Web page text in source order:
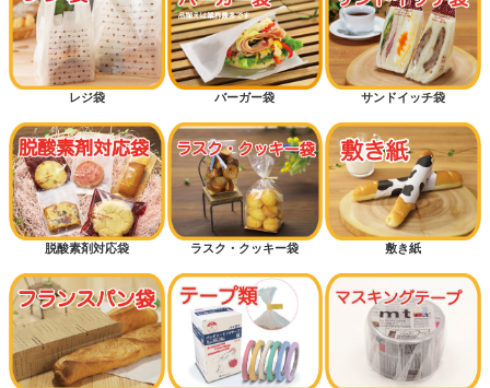
レジ袋 バーガー袋 サンドイッチ袋
脱酸素剤対応袋 ラスク・クッキー袋 敷き紙